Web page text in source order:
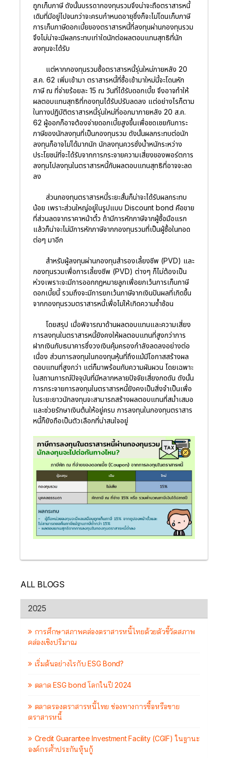
ถูกเก็บภาษี ดังนั้นบรรดากองทุนรวมจึงน่าจะถือตราสารหนี้
เดิมที่มีอยู่ไปจนกว่าจะครบกำหนดอายุซึ่งก็จะไม่โดนเก็บภาษี
การเก็บภาษีดอกเบี้ยของตราสารหนี้ที่ลงทุนผ่านกองทุนรวม
จึงไม่น่าจะมีผลกระทบเท่าใดนักต่อผลตอบแทนสุทธิที่นัก
ลงทุนจะได้รับ
แต่หากกองทุนรวมซื้อตราสารหนี้รุ่นใหม่ภายหลัง 20
ส.ค. 62 เพิ่มเข้ามา ตราสารหนี้ที่ซื้อเข้ามาใหม่นี้จะโดนหัก
ภาษี ณ ที่จ่ายร้อยละ 15 ณ วันที่ได้รับดอกเบี้ย จึงอาจทำให้
ผลตอบแทนสุทธิที่กองทุนได้รับปรับลดลง แต่อย่างไรก็ตาม
ในทางปฏิบัติตราสารหนี้รุ่นใหม่ที่ออกมาภายหลัง 20 ส.ค.
62 ผู้ออกก็อาจต้องจ่ายดอกเบี้ยสูงขึ้นเพื่อชดเชยกับภาระ
ภาษีของนักลงทุนที่เป็นกองทุนรวม ดังนั้นผลกระทบต่อนัก
ลงทุนก็อาจไม่ได้มากนัก นักลงทุนควรชั่งน้ำหนักระหว่าง
ประโยชน์ที่จะได้รับจากการกระจายความเสี่ยงของพอร์ตการ
ลงทุนไปลงทุนในตราสารหนี้กับผลตอบแทนสุทธิที่อาจจะลด
ลง
ส่วนกองทุนตราสารหนี้ระยะสั้นก็น่าจะได้รับผลกระทบ
น้อย เพราะส่วนใหญ่อยู่ในรูปแบบ Discount bond คือขาย
ที่ส่วนลดจากราคาหน้าตั๋ว ถ้ามีการหักภาษีจากผู้ซื้อมือแรก
แล้วก็น่าจะไม่มีการหักภาษีจากกองทุนรวมที่เป็นผู้ซื้อในทอด
ต่อๆ มาอีก
สำหรับผู้ลงทุนผ่านกองทุนสำรองเลี้ยงชีพ (PVD) และ
กองทุนรวมเพื่อการเลี้ยงชีพ (PVD) ต่างๆ ก็ไม่ต้องเป็น
ห่วงเพราะจะมีการออกกฎหมายลูกเพื่อยกเว้นการเก็บภาษี
ดอกเบี้ยนี้ รวมถึงจะมีการยกเว้นภาษีจากเงินปันผลที่เกิดขึ้น
จากกองทุนรวมตราสารหนี้เพื่อไม่ให้เกิดความซ้ำซ้อน
โดยสรุป เมื่อพิจารณาด้านผลตอบแทนและความเสี่ยง
การลงทุนในตราสารหนี้ยังคงให้ผลตอบแทนที่สูงกว่าการ
ฝากเงินกับธนาคารซึ่งวงเงินคุ้มครองกำลังลดลงอย่างต่อ
เนื่อง ส่วนการลงทุนในกองทุนหุ้นที่ถึงแม้มีโอกาสสร้างผล
ตอบแทนที่สูงกว่า แต่ก็มาพร้อมกับความผันผวน โดยเฉพาะ
ในสถานการณ์ปัจจุบันที่มีหลากหลายปัจจัยเสี่ยงกดดัน ดังนั้น
การกระจายการลงทุนในตราสารหนี้ยังคงเป็นสิ่งจำเป็นเพื่อ
ในระยะยาวนักลงทุนจะสามารถสร้างผลตอบแทนที่สม่ำเสมอ
และช่วยรักษาเงินต้นให้อยู่ครบ การลงทุนในกองทุนตราสาร
หนี้ก็ยังถือเป็นตัวเลือกที่น่าสนใจอยู่
ALL BLOGS
2025
การศึกษาสภาพคล่องตราสารหนี้ไทยด้วยตัวชี้วัดสภาพ
คล่องเชิงปริมาณ
เริ่มต้นอย่างไรกับ ESG Bond?
ตลาด ESG bond โลกในปี 2024
ตลาดรองตราสารหนี้ไทย ช่องทางการซื้อหรือขาย
ตราสารหนี้
Credit Guarantee Investment Facility (CGIF) ในฐานะ
องค์กรค้ำประกันหุ้นกู้